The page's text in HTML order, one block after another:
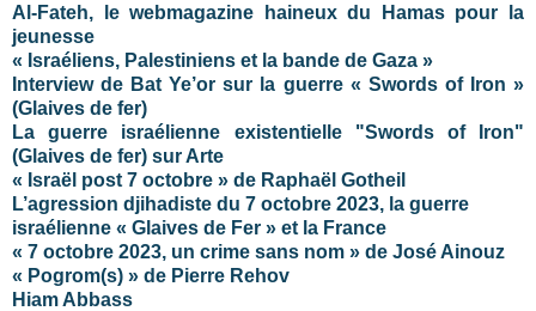
Al-Fateh, le webmagazine haineux du Hamas pour la
jeunesse
« Israéliens, Palestiniens et la bande de Gaza »
Interview de Bat Ye’or sur la guerre « Swords of Iron »
(Glaives de fer)
La guerre israélienne existentielle "Swords of Iron"
(Glaives de fer) sur Arte
« Israël post 7 octobre » de Raphaël Gotheil
L’agression djihadiste du 7 octobre 2023, la guerre
israélienne « Glaives de Fer » et la France
« 7 octobre 2023, un crime sans nom » de José Ainouz
« Pogrom(s) » de Pierre Rehov
Hiam Abbass